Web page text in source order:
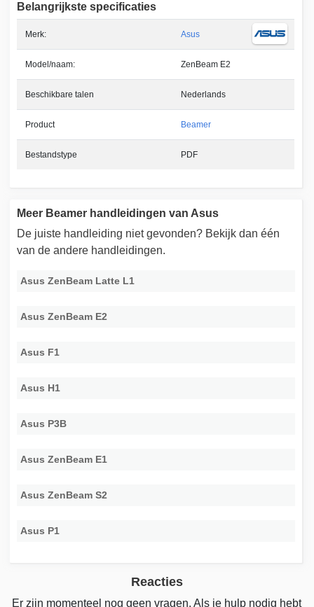
Belangrijkste specificaties
Merk: Asus
Model/naam: ZenBeam E2
Beschikbare talen Nederlands
Product Beamer
Bestandstype PDF
Meer Beamer handleidingen van Asus
De juiste handleiding niet gevonden? Bekijk dan één
van de andere handleidingen.
Asus ZenBeam Latte L1
Asus ZenBeam E2
Asus F1
Asus H1
Asus P3B
Asus ZenBeam E1
Asus ZenBeam S2
Asus P1
Reacties
Er zijn momenteel nog geen vragen. Als je hulp nodig hebt